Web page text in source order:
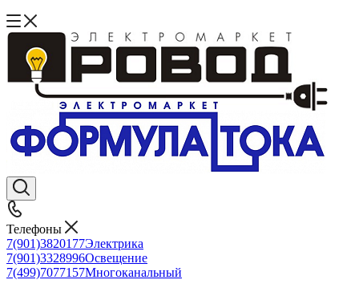
Телефоны
7(901)3820177Электрика
7(901)3328996Освещение
7(499)7077157Многоканальный